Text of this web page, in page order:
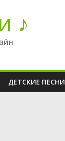
♪
ДЕТСКИЕ ПЕСНИ